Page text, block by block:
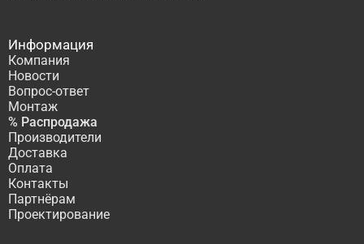
Информация
Компания
Новости
Вопрос-ответ
Монтаж
% Распродажа
Производители
Доставка
Оплата
Контакты
Партнёрам
Проектирование